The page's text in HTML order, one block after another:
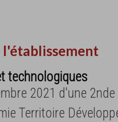
l'établissement
technologiques
2021 d'une 2nde
Territoire